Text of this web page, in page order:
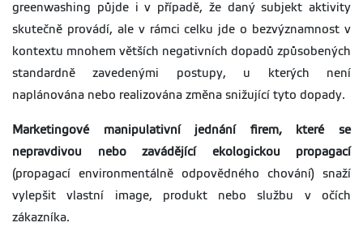
greenwashing půjde i v případě, že daný subjekt aktivity
skutečně provádí, ale v rámci celku jde o bezvýznamnost v
kontextu mnohem větších negativních dopadů způsobených
standardně zavedenými postupy, u kterých není
naplánována nebo realizována změna snižující tyto dopady.
Marketingové manipulativní jednání firem, které se
nepravdivou nebo zavádějící ekologickou propagací
(propagací environmentálně odpovědného chování) snaží
vylepšit vlastní image, produkt nebo službu v očích
zákazníka.